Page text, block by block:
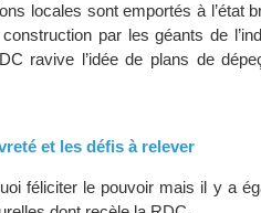
locales sont emportés à l’état
par les géants de
ravive l’idée de plans de
et les défis à relever
féliciter le pouvoir mais il y a